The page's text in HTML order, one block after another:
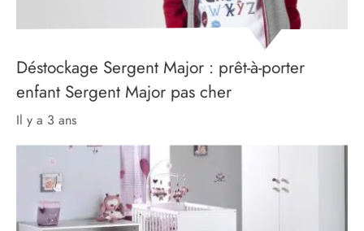
Déstockage Sergent Major : prêt-à-porter
enfant Sergent Major pas cher
il y a 3 ans